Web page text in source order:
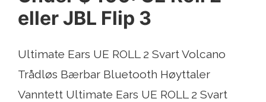
eller JBL Flip 3
Ultimate Ears UE ROLL 2 Svart Volcano
Trådløs Bærbar Bluetooth Høyttaler
Vanntett Ultimate Ears UE ROLL 2 Svart